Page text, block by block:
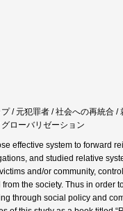
/ 元犯罪者 / 社会への再統合 /
ローバリゼーション
effective system to forward
and studied relative
and/or community,
the society. Thus in order
through social policy and